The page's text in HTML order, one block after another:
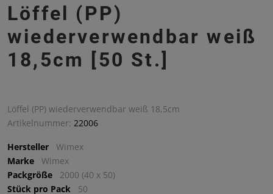
Löffel (PP)
wiederverwendbar weiß
18,5cm [50 St.]
Löffel (PP) wiederverwendbar weiß 18,5cm
Artikelnummer: 22006
Hersteller
Wimex
Marke
Wimex
Packgröße
2000 (40 x 50)
Stück pro Pack
50